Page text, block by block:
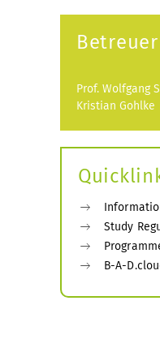
Betreuer
Prof. Wolfgang
Kristian Gohlke
Study
B-A-